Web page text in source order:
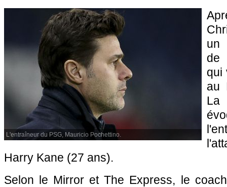
L'entraîneur du PSG, Mauricio Pochettino.
un
de
qui
au
La
Harry Kane (27 ans).
Selon le Mirror et The Express, le